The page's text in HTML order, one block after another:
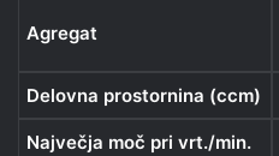
Agregat
Delovna prostornina (ccm)
Največja moč pri vrt./min.